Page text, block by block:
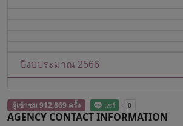
ปีงบประมาณ 2566
ผู้เข้าชม 912,869 ครั้ง
AGENCY CONTACT INFORMATION